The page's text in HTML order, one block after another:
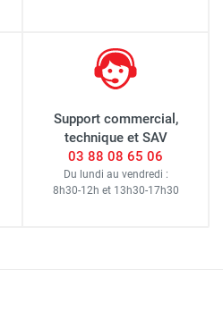
Support commercial,
technique et SAV
03 88 08 65 06
Du lundi au vendredi :
8h30-12h et 13h30-17h30